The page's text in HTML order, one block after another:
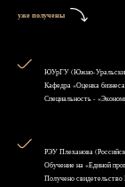
уже получены
ЮУрГУ (Южно-Уральский
Кафедра «Оценка
Специальность -
РЭУ Плеханова
Обучение на «Единой
Получено